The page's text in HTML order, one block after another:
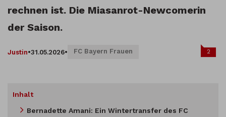
rechnen ist. Die Miasanrot-Newcomerin
der Saison.
Justin•31.05.2026• FC Bayern Frauen 2
Inhalt
Bernadette Amani: Ein Wintertransfer des FC